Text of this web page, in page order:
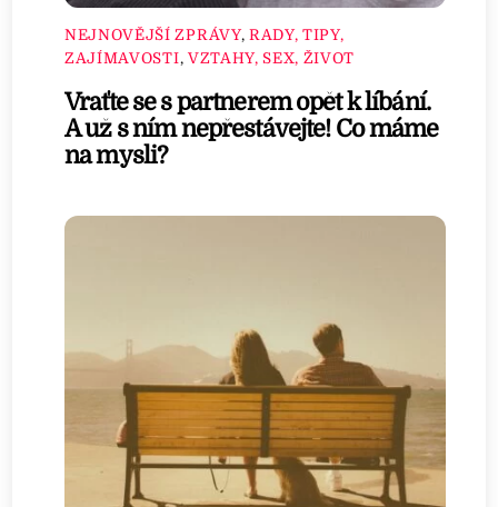
NEJNOVĚJŠÍ ZPRÁVY, RADY, TIPY,
ZAJÍMAVOSTI, VZTAHY, SEX, ŽIVOT
Vraťte se s partnerem opět k líbání.
A už s ním nepřestávejte! Co máme
na mysli?